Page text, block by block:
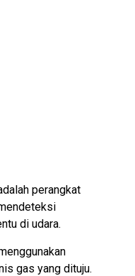
perangkat
di udara.
gas yang dituju.